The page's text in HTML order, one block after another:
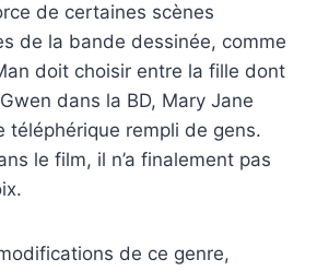
de certaines scènes
de la bande dessinée, comme
doit choisir entre la fille dont
dans la BD, Mary Jane
téléphérique rempli de gens.
le film, il n’a finalement pas
de ce genre,